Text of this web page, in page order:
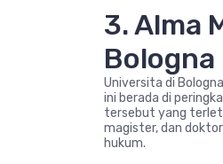
3. Alma
Bologna
Universita di
ini berada di
tersebut yang
magister, dan
hukum.